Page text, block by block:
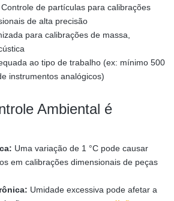
Controle de partículas para calibrações
de alta precisão
para calibrações de massa,
ao tipo de trabalho (ex: mínimo 500
instrumentos analógicos)
Ambiental é
Uma variação de 1 °C pode causar
em calibrações dimensionais de peças
Umidade excessiva pode afetar a